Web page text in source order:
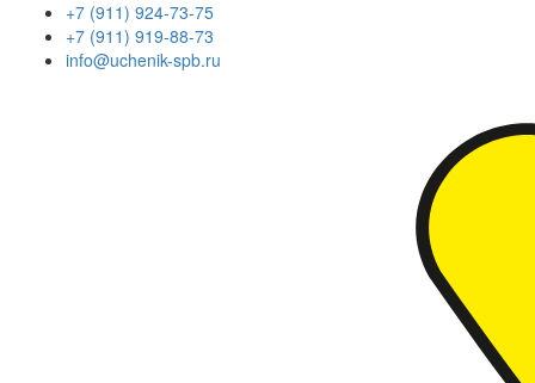
+7 (911) 924-73-75
+7 (911) 919-88-73
info@uchenik-spb.ru